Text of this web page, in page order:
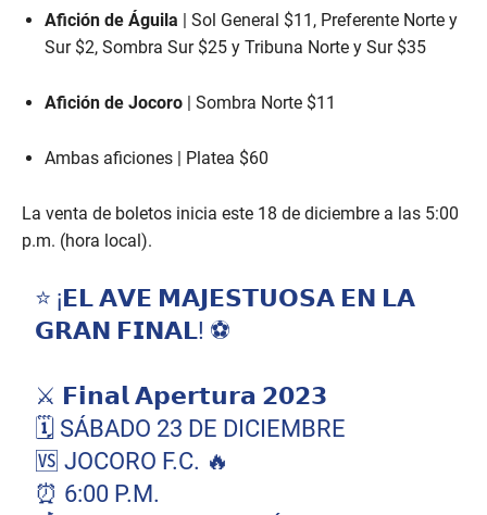
Afición de Águila | Sol General $11, Preferente Norte y
Sur $2, Sombra Sur $25 y Tribuna Norte y Sur $35
Afición de Jocoro | Sombra Norte $11
Ambas aficiones | Platea $60
La venta de boletos inicia este 18 de diciembre a las 5:00
p.m. (hora local).
⭐️ ¡𝗘𝗟 𝗔𝗩𝗘 𝗠𝗔𝗝𝗘𝗦𝗧𝗨𝗢𝗦𝗔 𝗘𝗡 𝗟𝗔
𝗚𝗥𝗔𝗡 𝗙𝗜𝗡𝗔𝗟! ⚽️
⚔️ 𝗙𝗶𝗻𝗮𝗹 𝗔𝗽𝗲𝗿𝘁𝘂𝗿𝗮 𝟮𝟬𝟮𝟯
🗓️ SÁBADO 23 DE DICIEMBRE
🆚 JOCORO F.C. 🔥
⏰ 6:00 P.M.